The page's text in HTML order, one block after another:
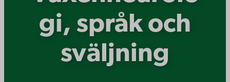
gi, språk och
sväljning